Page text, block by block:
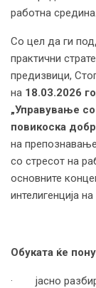
работна средина.
Со цел да ги
практични
предизвици,
на 18.03.2026
„Управување
повикоска
на
со стресот на
основните
интелигенција
Обуката ќе
· јасно